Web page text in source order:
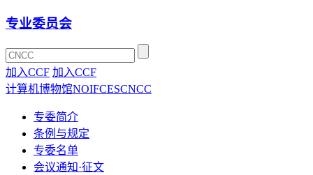
专业委员会
加入CCF 加入CCF
计算机博物馆NOIFCESCNCC
专委简介
条例与规定
专委名单
会议通知·征文